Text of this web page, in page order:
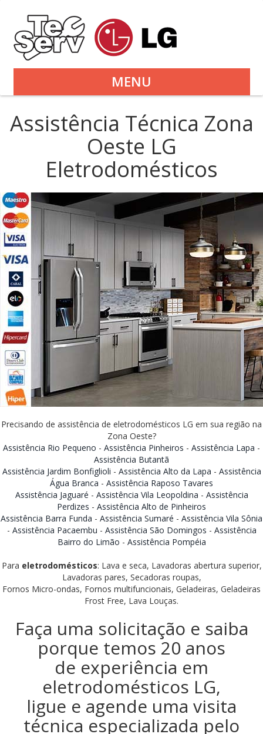
MENU
Assistência Técnica Zona
Oeste LG
Eletrodomésticos
Precisando de assistência de eletrodomésticos LG em sua região na
Zona Oeste?
Assistência Rio Pequeno - Assistência Pinheiros - Assistência Lapa -
Assistência Butantã
Assistência Jardim Bonfiglioli - Assistência Alto da Lapa - Assistência
Água Branca - Assistência Raposo Tavares
Assistência Jaguaré - Assistência Vila Leopoldina - Assistência
Perdizes - Assistência Alto de Pinheiros
Assistência Barra Funda - Assistência Sumaré - Assistência Vila Sônia
- Assistência Pacaembu - Assistência São Domingos - Assistência
Bairro do Limão - Assistência Pompéia
Para eletrodomésticos: Lava e seca, Lavadoras abertura superior,
Lavadoras pares, Secadoras roupas,
Fornos Micro-ondas, Fornos multifuncionais, Geladeiras, Geladeiras
Frost Free, Lava Louças.
Faça uma solicitação e saiba
porque temos 20 anos
de experiência em
eletrodomésticos LG,
ligue e agende uma visita
técnica especializada pelo